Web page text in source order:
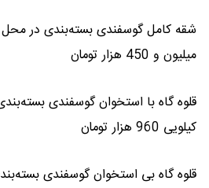
میلیون و 450 هزار تومان
قلوه گاه با استخوان گوسفندی
کیلویی 960 هزار تومان
قلوه گاه بی استخوان گوسفندی